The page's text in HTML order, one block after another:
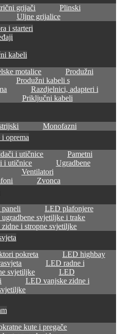
grijači
Plinski
Uljne grijalice
i starteri
kabeli
motalice
Produžni
Produžni kabeli s
Razdjelnici, adapteri i
Priključni kabeli
Monofazni
oprema
i utičnice
Pametni
i utičnice
Ugradbene
Ventilatori
Zvonca
LED plafonjere
svjetiljke i trake
i stropne svjetiljke
pokreta
LED highbay
LED radne i
svjetiljke
LED
LED vanjske zidne i
kute i pregače